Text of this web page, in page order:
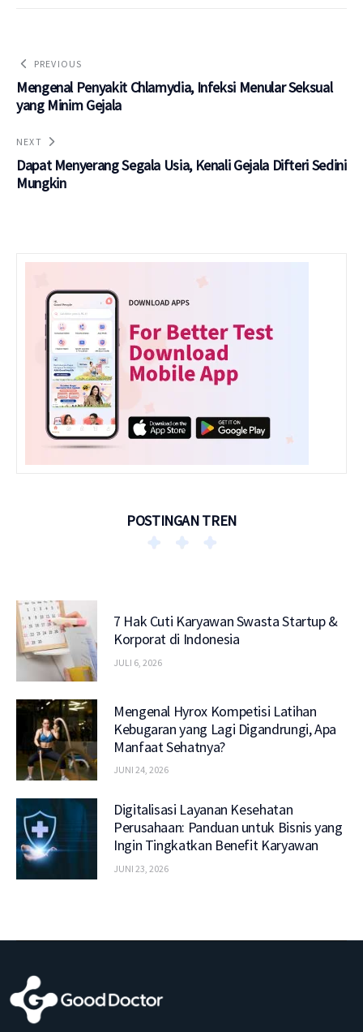
PREVIOUS
Mengenal Penyakit Chlamydia, Infeksi Menular Seksual
yang Minim Gejala
NEXT
Dapat Menyerang Segala Usia, Kenali Gejala Difteri Sedini
Mungkin
POSTINGAN TREN
7 Hak Cuti Karyawan Swasta Startup &
Korporat di Indonesia
JULI 6, 2026
Mengenal Hyrox Kompetisi Latihan
Kebugaran yang Lagi Digandrungi, Apa
Manfaat Sehatnya?
JUNI 24, 2026
Digitalisasi Layanan Kesehatan
Perusahaan: Panduan untuk Bisnis yang
Ingin Tingkatkan Benefit Karyawan
JUNI 23, 2026